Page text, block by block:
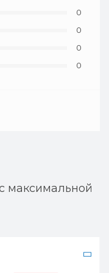
0
0
0
0
максимальной